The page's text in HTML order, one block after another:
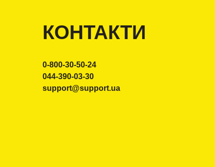
КОНТАКТИ
0-800-30-50-24
044-390-03-30
support@support.ua